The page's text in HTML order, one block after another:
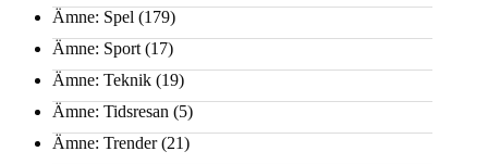
Ämne: Spel (179)
Ämne: Sport (17)
Ämne: Teknik (19)
Ämne: Tidsresan (5)
Ämne: Trender(21)